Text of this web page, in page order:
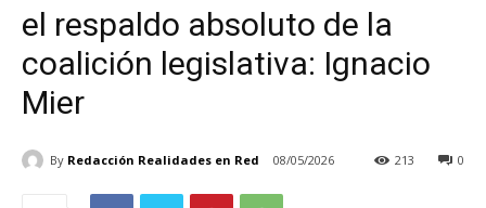
el respaldo absoluto de la
coalición legislativa: Ignacio
Mier
By Redacción Realidades en Red 08/05/2026 0
213